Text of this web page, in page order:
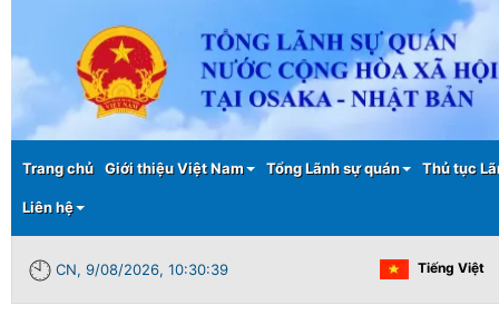
Main menu
Trang chủ Giới thiệu Việt Nam Tổng Lãnh sự quán Thủ tục
Liên hệ
CN, 9/08/2026, 10:30:39 Tiếng Việt